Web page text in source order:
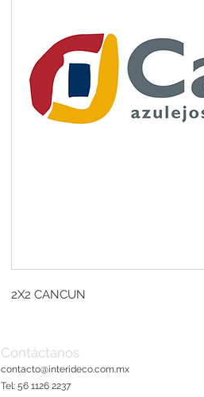
2X2 CANCUN
Contáctanos
contacto@interideco.com.mx
Tel: 56 1126 2237